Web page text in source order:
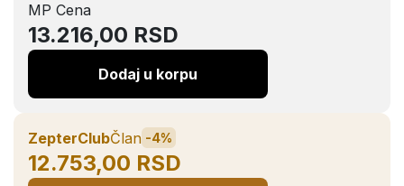
MP Cena
13.216,00 RSD
Dodaj u korpu
ZepterClubČlan -4%
12.753,00 RSD